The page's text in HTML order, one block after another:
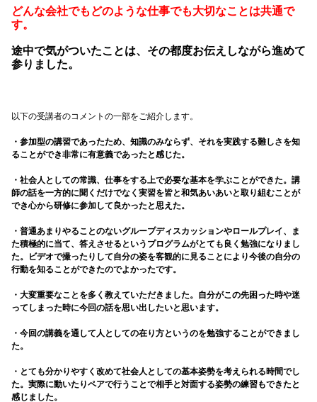
どんな会社でもどのような仕事でも大切なことは共通で
す。
途中で気がついたことは、その都度お伝えしながら進めて
参りました。
以下の受講者のコメントの一部をご紹介します。
・参加型の講習であったため、知識のみならず、それを実践する難しさを知
ることができ非常に有意義であったと感じた。
・社会人としての常識、仕事をする上で必要な基本を学ぶことができた。講
師の話を一方的に聞くだけでなく実習を皆と和気あいあいと取り組むことが
でき心から研修に参加して良かったと思えた。
・普通あまりやることのないグループディスカッションやロールプレイ、ま
た積極的に当て、答えさせるというプログラムがとても良く勉強になりまし
た。ビデオで撮ったりして自分の姿を客観的に見ることにより今後の自分の
行動を知ることができたのでよかったです。
・大変重要なことを多く教えていただきました。自分がこの先困った時や迷
ってしまった時に今回の話を思い出したいと思います。
・今回の講義を通して人としての在り方というのを勉強することができまし
た。
・とても分かりやすく改めて社会人としての基本姿勢を考えられる時間でし
た。実際に動いたりペアで行うことで相手と対面する姿勢の練習もできたと
感じました。